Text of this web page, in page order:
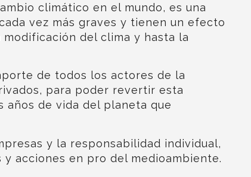
climático en el mundo, es una
vez más graves y tienen un efecto
del clima y hasta la
de todos los actores de la
para poder revertir esta
de vida del planeta que
y la responsabilidad individual,
acciones en pro del medioambiente.